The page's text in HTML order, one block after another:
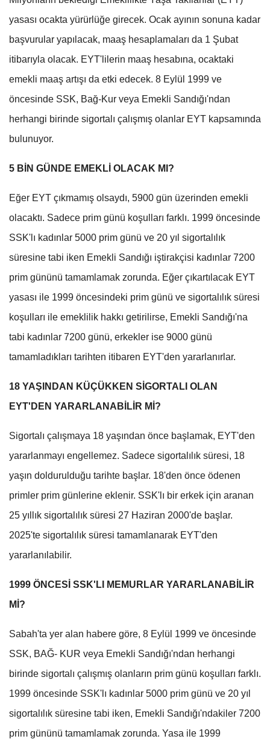
yasası ocakta yürürlüğe girecek. Ocak ayının sonuna kadar
başvurular yapılacak, maaş hesaplamaları da 1 Şubat
itibarıyla olacak. EYT'lilerin maaş hesabına, ocaktaki
emekli maaş artışı da etki edecek. 8 Eylül 1999 ve
öncesinde SSK, Bağ-Kur veya Emekli Sandığı'ndan
herhangi birinde sigortalı çalışmış olanlar EYT kapsamında
bulunuyor.
5 BİN GÜNDE EMEKLİ OLACAK MI?
Eğer EYT çıkmamış olsaydı, 5900 gün üzerinden emekli
olacaktı. Sadece prim günü koşulları farklı. 1999 öncesinde
SSK'lı kadınlar 5000 prim günü ve 20 yıl sigortalılık
süresine tabi iken Emekli Sandığı iştirakçisi kadınlar 7200
prim gününü tamamlamak zorunda. Eğer çıkartılacak EYT
yasası ile 1999 öncesindeki prim günü ve sigortalılık süresi
koşulları ile emeklilik hakkı getirilirse, Emekli Sandığı'na
tabi kadınlar 7200 günü, erkekler ise 9000 günü
tamamladıkları tarihten itibaren EYT'den yararlanırlar.
18 YAŞINDAN KÜÇÜKKEN SİGORTALI OLAN
EYT'DEN YARARLANABİLİR Mİ?
Sigortalı çalışmaya 18 yaşından önce başlamak, EYT'den
yararlanmayı engellemez. Sadece sigortalılık süresi, 18
yaşın doldurulduğu tarihte başlar. 18'den önce ödenen
primler prim günlerine eklenir. SSK'lı bir erkek için aranan
25 yıllık sigortalılık süresi 27 Haziran 2000'de başlar.
2025'te sigortalılık süresi tamamlanarak EYT'den
yararlanılabilir.
1999 ÖNCESİ SSK'LI MEMURLAR YARARLANABİLİR
Mİ?
Sabah'ta yer alan habere göre, 8 Eylül 1999 ve öncesinde
SSK, BAĞ- KUR veya Emekli Sandığı'ndan herhangi
birinde sigortalı çalışmış olanların prim günü koşulları farklı.
1999 öncesinde SSK'lı kadınlar 5000 prim günü ve 20 yıl
sigortalılık süresine tabi iken, Emekli Sandığı'ndakiler 7200
prim gününü tamamlamak zorunda. Yasa ile 1999